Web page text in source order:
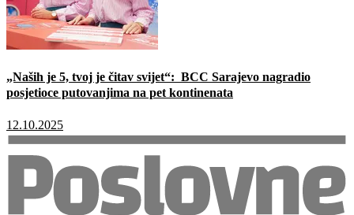
„Naših je 5, tvoj je čitav svijet“: BCC Sarajevo nagradio
posjetioce putovanjima na pet kontinenata
12.10.2025